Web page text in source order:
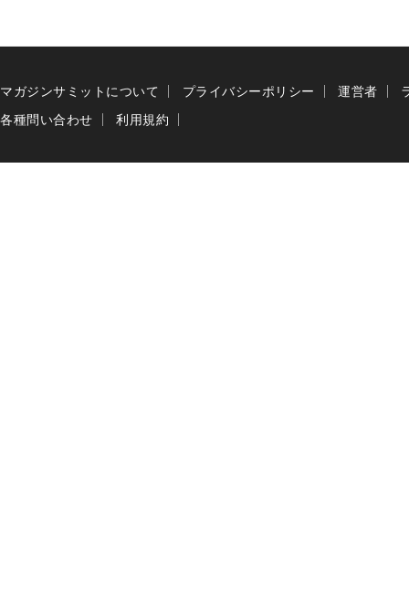
マガジンサミットについて プライバシーポリシー 運営者
各種問い合わせ
利用規約